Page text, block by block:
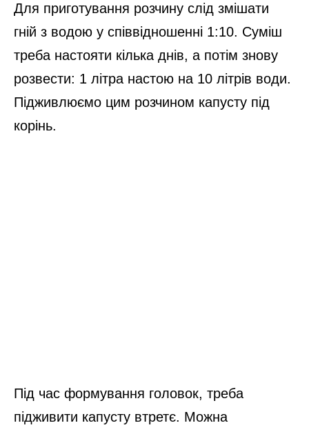
Для приготування розчину слід змішати
гній з водою у співвідношенні 1:10. Суміш
треба настояти кілька днів, а потім знову
розвести: 1 літра настою на 10 літрів води.
Підживлюємо цим розчином капусту під
корінь.
Під час формування головок, треба
підживити капусту втретє. Можна